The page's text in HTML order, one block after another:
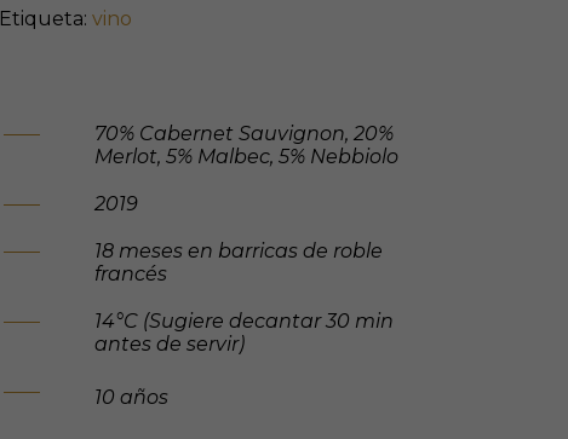
Etiqueta: vino
70% Cabernet Sauvignon, 20%
Merlot, 5% Malbec, 5% Nebbiolo
2019
18 meses en barricas de roble
francés
14°C (Sugiere decantar 30 min
antes de servir)
10 años